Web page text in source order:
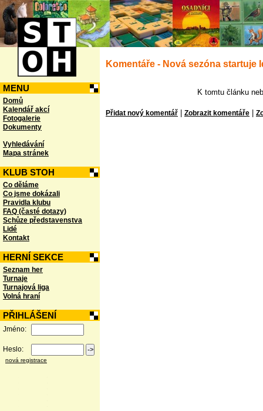
MENU
Domů
Kalendář akcí
Fotogalerie
Dokumenty
Vyhledávání
Mapa stránek
KLUB STOH
Co děláme
Co jsme dokázali
Pravidla klubu
FAQ (časté dotazy)
Schůze představenstva
Lidé
Kontakt
HERNÍ SEKCE
Seznam her
Turnaje
Turnajová liga
Volná hraní
PŘIHLÁŠENÍ
Jméno:
Heslo:
nová registrace
Komentáře - Nová sezóna startuje
K tomtu článku
Přidat nový komentář Zobrazit komentáře